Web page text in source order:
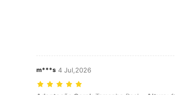
m***s 4 Jul,2026